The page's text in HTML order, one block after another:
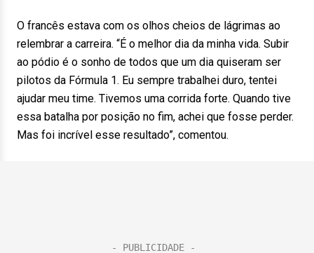
O francês estava com os olhos cheios de lágrimas ao
relembrar a carreira. “É o melhor dia da minha vida. Subir
ao pódio é o sonho de todos que um dia quiseram ser
pilotos da Fórmula 1. Eu sempre trabalhei duro, tentei
ajudar meu time. Tivemos uma corrida forte. Quando tive
essa batalha por posição no fim, achei que fosse perder.
Mas foi incrível esse resultado”, comentou.